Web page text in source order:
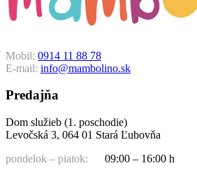
Mobil: 0914 11 88 78
E-mail: info@mambolino.sk
Predajňa
Dom služieb (1. poschodie)
Levočská 3, 064 01 Stará Ľubovňa
pondelok – piatok:
09:00 – 16:00 h